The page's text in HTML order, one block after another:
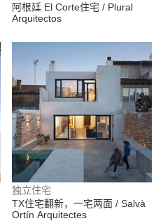
阿根廷 El Corte住宅 / Plural
Arquitectos
独立住宅
TX住宅翻新，一宅两面 / Salvà
Ortín Arquitectes